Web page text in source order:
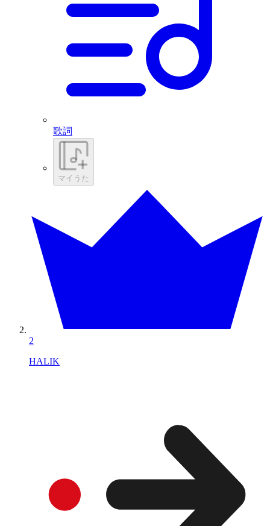
歌詞
マイうた
2
HALIK